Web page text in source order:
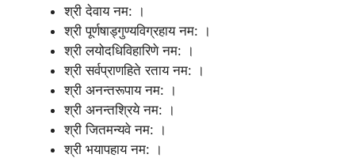
श्री देवाय नम: ।
श्री पूर्णषाड्गुण्यविग्रहाय नम: ।
श्री लयोदधिविहारिणे नम: ।
श्री सर्वप्राणहिते रताय नम: ।
श्री अनन्तरूपाय नम: ।
श्री अनन्तश्रिये नम: ।
श्री जितमन्यवे नम: ।
श्री भयापहाय नम: ।